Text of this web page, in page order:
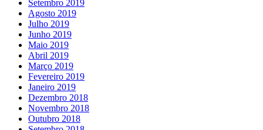
Setembro 2019
Agosto 2019
Julho 2019
Junho 2019
Maio 2019
Abril 2019
Março 2019
Fevereiro 2019
Janeiro 2019
Dezembro 2018
Novembro 2018
Outubro 2018